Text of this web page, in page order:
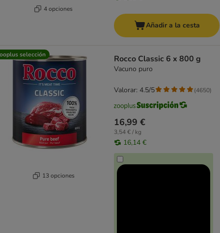
4 opciones
Añadir a la cesta
selección
13 opciones
Rocco Classic 6 x 800 g
Vacuno puro
16,99 €
3,54 € / kg
16,14 €
Valorar: 4.5/5 (4650)